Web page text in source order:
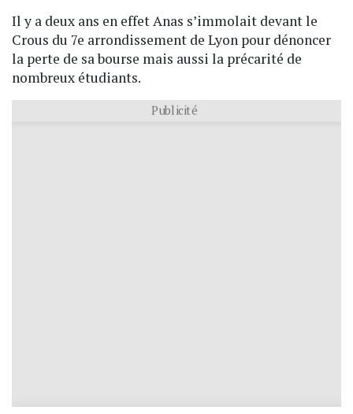
Il y a deux ans en effet Anas s’immolait devant le
Crous du 7e arrondissement de Lyon pour dénoncer
la perte de sa bourse mais aussi la précarité de
nombreux étudiants.
Publicité